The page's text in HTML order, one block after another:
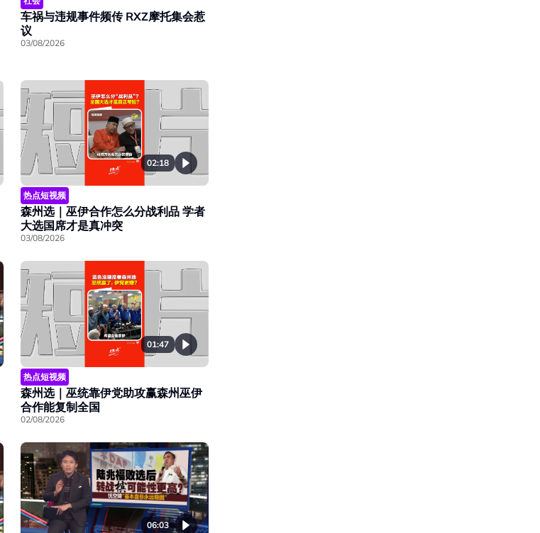
车祸与违规事件频传 RXZ摩托集会惹
议
03/08/2026
02:18
热点短视频
森州选｜巫伊合作怎么分战利品 学者
大选国席才是真冲突
03/08/2026
01:47
热点短视频
森州选｜巫统靠伊党助攻赢森州巫伊
合作能复制全国
02/08/2026
06:03